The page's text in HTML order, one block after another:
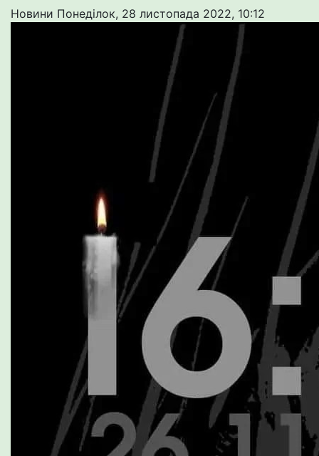
Новини Понеділок, 28 листопада 2022, 10:12